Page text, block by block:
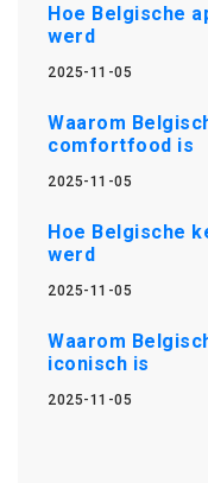
Hoe Belgische
werd
2025-11-05
Waarom
comfortfood is
2025-11-05
Hoe Belgische
werd
2025-11-05
Waarom
iconisch is
2025-11-05